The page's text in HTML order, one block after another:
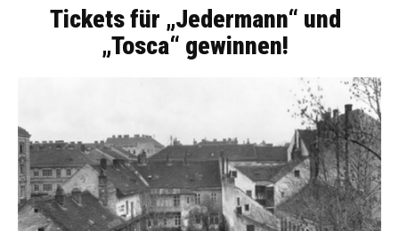
Tickets für „Jedermann“ und
„Tosca“ gewinnen!